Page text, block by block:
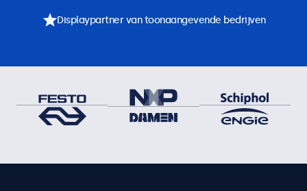
Displaypartner van toonaangevende bedrijven